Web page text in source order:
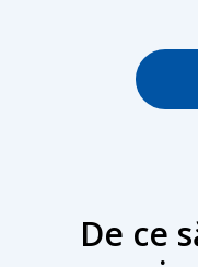
De ce